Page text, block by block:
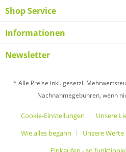
Shop Service
Informationen
Newsletter
* Alle Preise inkl. gesetzl.
Nachnahmegebühren, wenn
Cookie-Einstellungen Unsere
Wie alles begann
Unsere Werte